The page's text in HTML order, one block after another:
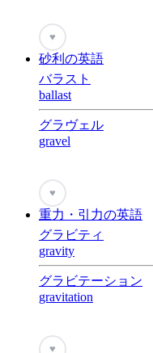
♥
砂利の英語
バラスト
ballast
グラヴェル
gravel
♥
重力・引力の英語
グラビティ
gravity
グラビテーション
gravitation
♥